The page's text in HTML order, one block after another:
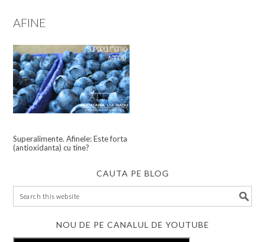
AFINE
Superalimente. Afinele: Este forta
(antioxidanta) cu tine?
CAUTA PE BLOG
NOU DE PE CANALUL DE YOUTUBE